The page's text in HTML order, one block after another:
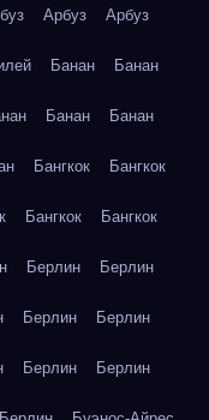
Арбуз Арбуз
Банан Банан
Банан Банан
Бангкок Бангкок
Бангкок Бангкок
Берлин Берлин
Берлин Берлин
Берлин Берлин